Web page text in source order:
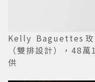
Kelly Baguettes
（雙排設計），48
供